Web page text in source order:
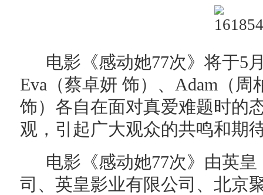
电影《感动她77次》将于5
Eva（蔡卓妍 饰）、Adam（
饰）各自在面对真爱难题时的
观，引起广大观众的共鸣和期
电影《感动她77次》由英
司、英皇影业有限公司、北京